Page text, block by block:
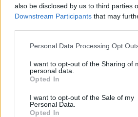
also be disclosed by us to third parties
Downstream Participants that may
Please note that this website/app uses
not limited to your visit or usage
grant or deny consent to Google and
use your data for below specified
consent section.
Personal Data Processing Opt
I want to opt-out of the Sharing of
personal data.
Opted In
I want to opt-out of the Sale of my
Personal Data.
Opted In
Continuez la lecture